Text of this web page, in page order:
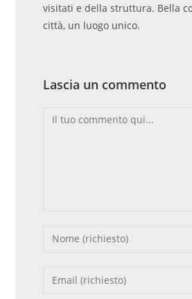
visitati e della struttura. Bella
città, un luogo unico.
Lascia un commento